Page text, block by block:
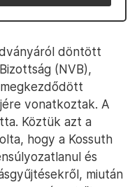
döntött
(NVB),
vonatkoztak. A
Köztük azt a
hogy a Kossuth
és
miután